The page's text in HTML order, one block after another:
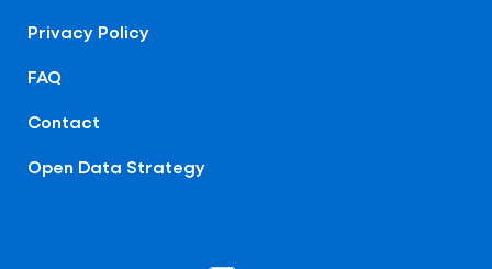
Privacy Policy
FAQ
Contact
Open Data Strategy